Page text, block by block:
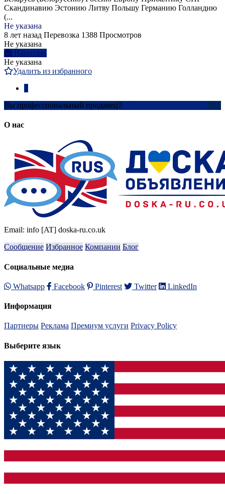
Скандинавию Эстонию Литву Польшу Германию Голландию
(...
Не указана
8 лет назад Перевозка 1388 Просмотров
Не указана
Написать
Не указана
Удалить из избранного
Вы профессиональный продавец?
О нас
Email: info [AT] doska-ru.co.uk
Сообщение Избранное Компании Блог
Социальные медиа
Whatsapp Facebook Pinterest Twitter LinkedIn
Информация
Партнеры Реклама Премиум услуги Privacy Policy
Выберите язык